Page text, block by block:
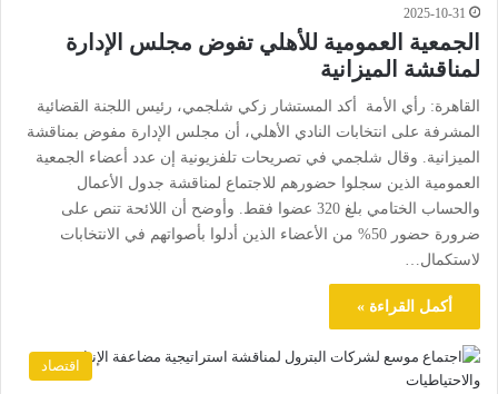
2025-10-31
الجمعية العمومية للأهلي تفوض مجلس الإدارة
لمناقشة الميزانية
القاهرة: رأي الأمة أكد المستشار زكي شلجمي، رئيس اللجنة القضائية
المشرفة على انتخابات النادي الأهلي، أن مجلس الإدارة مفوض بمناقشة
الميزانية. وقال شلجمي في تصريحات تلفزيونية إن عدد أعضاء الجمعية
العمومية الذين سجلوا حضورهم للاجتماع لمناقشة جدول الأعمال
والحساب الختامي بلغ 320 عضوا فقط. وأوضح أن اللائحة تنص على
ضرورة حضور 50% من الأعضاء الذين أدلوا بأصواتهم في الانتخابات
لاستكمال…
أكمل القراءة »
اقتصاد